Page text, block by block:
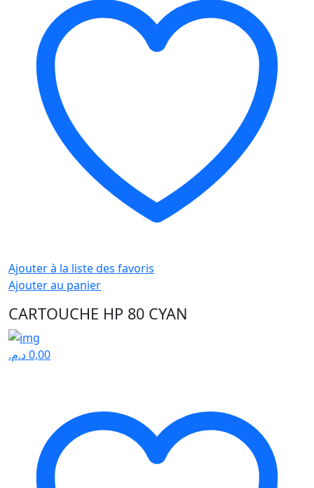
Ajouter à la liste des favoris
Ajouter au panier
CARTOUCHE HP 80 CYAN
0,00د.م.